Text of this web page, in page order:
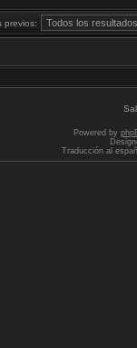
previos:
Powered by
Traducción al